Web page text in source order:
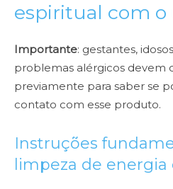
espiritual com o
Importante: gestantes,
problemas alérgicos devem
previamente para saber se
contato com esse produto.
Instruções
limpeza de energia